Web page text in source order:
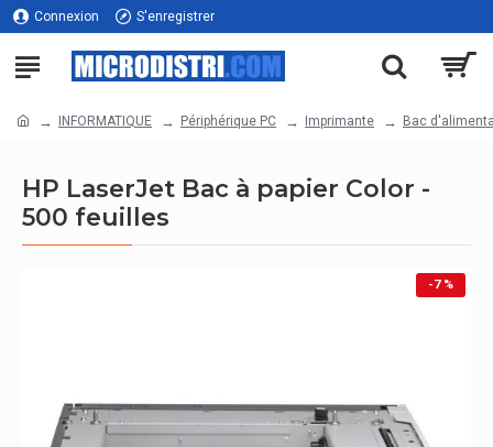
Connexion S'enregistrer
INFORMATIQUE Périphérique PC Imprimante Bac
HP LaserJet Bac à papier Color -
500 feuilles
-7 %